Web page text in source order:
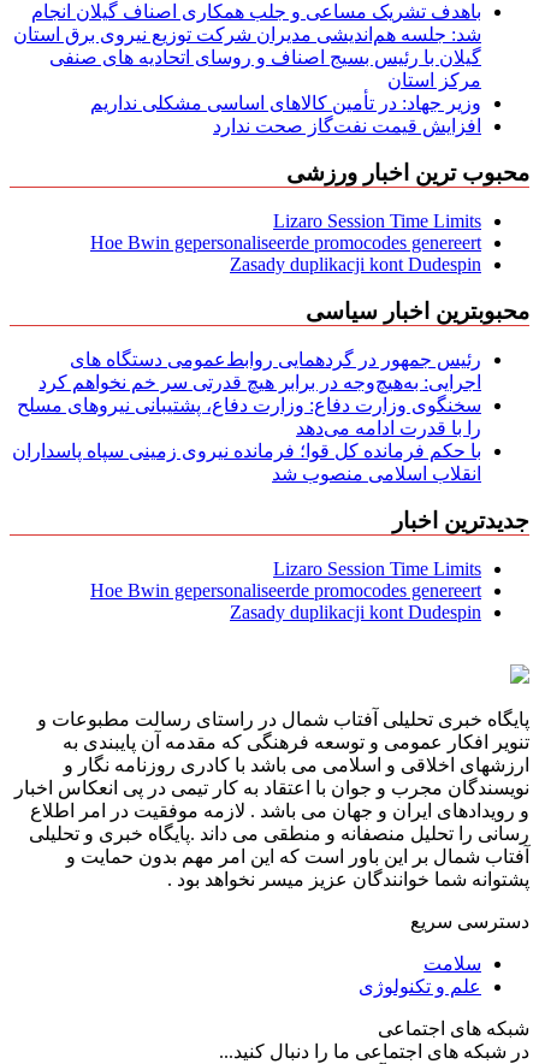
باهدف تشریک مساعی و جلب همکاری اصناف گیلان انجام
شد: جلسه هم‌اندیشی مدیران شركت توزیع نیروی برق استان
گیلان با رئیس بسیج اصناف و روسای اتحادیه های صنفی
مركز استان
وزیر جهاد: در تأمین کالاهای اساسی مشکلی نداریم
افزایش قیمت نفت‌گاز صحت ندارد
محبوب ترین اخبار ورزشی
Lizaro Session Time Limits
Hoe Bwin gepersonaliseerde promocodes genereert
Zasady duplikacji kont Dudespin
محبوبترین اخبار سیاسی
رئیس جمهور در گردهمایی روابط‌عمومی دستگاه های
اجرایی: به‌هیچ‌وجه در برابر هیچ قدرتی سر خم نخواهم کرد
سخنگوی وزارت دفاع: وزارت دفاع، پشتیبانی نیرو‌های مسلح
را با قدرت ادامه می‌دهد
با حکم فرمانده کل قوا؛ فرمانده نیروی زمینی سپاه پاسداران
انقلاب اسلامی منصوب شد
جدیدترین اخبار
Lizaro Session Time Limits
Hoe Bwin gepersonaliseerde promocodes genereert
Zasady duplikacji kont Dudespin
پایگاه خبری تحلیلی آفتاب شمال در راستای رسالت مطبوعات و
تنویر افکار عمومی و توسعه فرهنگی که مقدمه آن پایبندی به
ارزشهای اخلاقی و اسلامی می باشد با کادری روزنامه نگار و
نویسندگان مجرب و جوان با اعتقاد به کار تیمی در پی انعکاس اخبار
و رویدادهای ایران و جهان می باشد . لازمه موفقیت در امر اطلاع
رسانی را تحلیل منصفانه و منطقی می داند .پایگاه خبری و تحلیلی
آفتاب شمال بر این باور است که این امر مهم بدون حمایت و
پشتوانه شما خوانندگان عزیز میسر نخواهد بود .
دسترسی سریع
سلامت
علم و تکنولوژی
شبکه های اجتماعی
در شبکه های اجتماعی ما را دنبال کنید...